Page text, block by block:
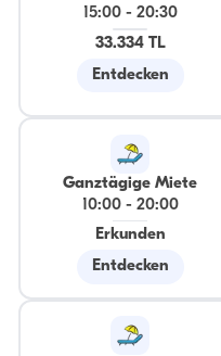
15:00- 20:30
33.334 TL
Entdecken
Ganztägige Miete
10:00- 20:00
Erkunden
Entdecken